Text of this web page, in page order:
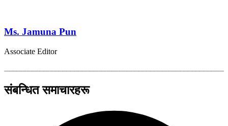
Ms. Jamuna Pun
Associate Editor
संबन्धित समाचारहरू